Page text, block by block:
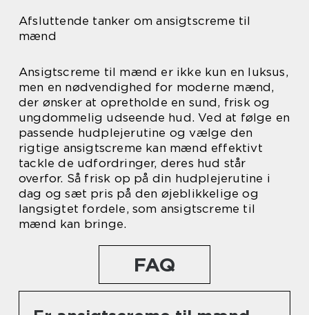
Afsluttende tanker om ansigtscreme til
mænd
Ansigtscreme til mænd er ikke kun en luksus,
men en nødvendighed for moderne mænd,
der ønsker at opretholde en sund, frisk og
ungdommelig udseende hud. Ved at følge en
passende hudplejerutine og vælge den
rigtige ansigtscreme kan mænd effektivt
tackle de udfordringer, deres hud står
overfor. Så frisk op på din hudplejerutine i
dag og sæt pris på den øjeblikkelige og
langsigtet fordele, som ansigtscreme til
mænd kan bringe.
FAQ